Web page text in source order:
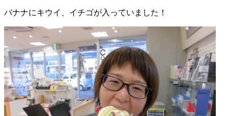
バナナにキウイ、イチゴが入っていました！